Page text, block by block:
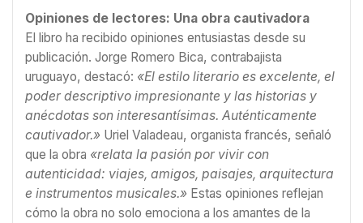
Opiniones de lectores: Una obra cautivadora
El libro ha recibido opiniones entusiastas desde su
publicación. Jorge Romero Bica, contrabajista
uruguayo, destacó: «El estilo literario es excelente, el
poder descriptivo impresionante y las historias y
anécdotas son interesantísimas. Auténticamente
cautivador.» Uriel Valadeau, organista francés, señaló
que la obra «relata la pasión por vivir con
autenticidad: viajes, amigos, paisajes, arquitectura
e instrumentos musicales.» Estas opiniones reflejan
cómo la obra no solo emociona a los amantes de la